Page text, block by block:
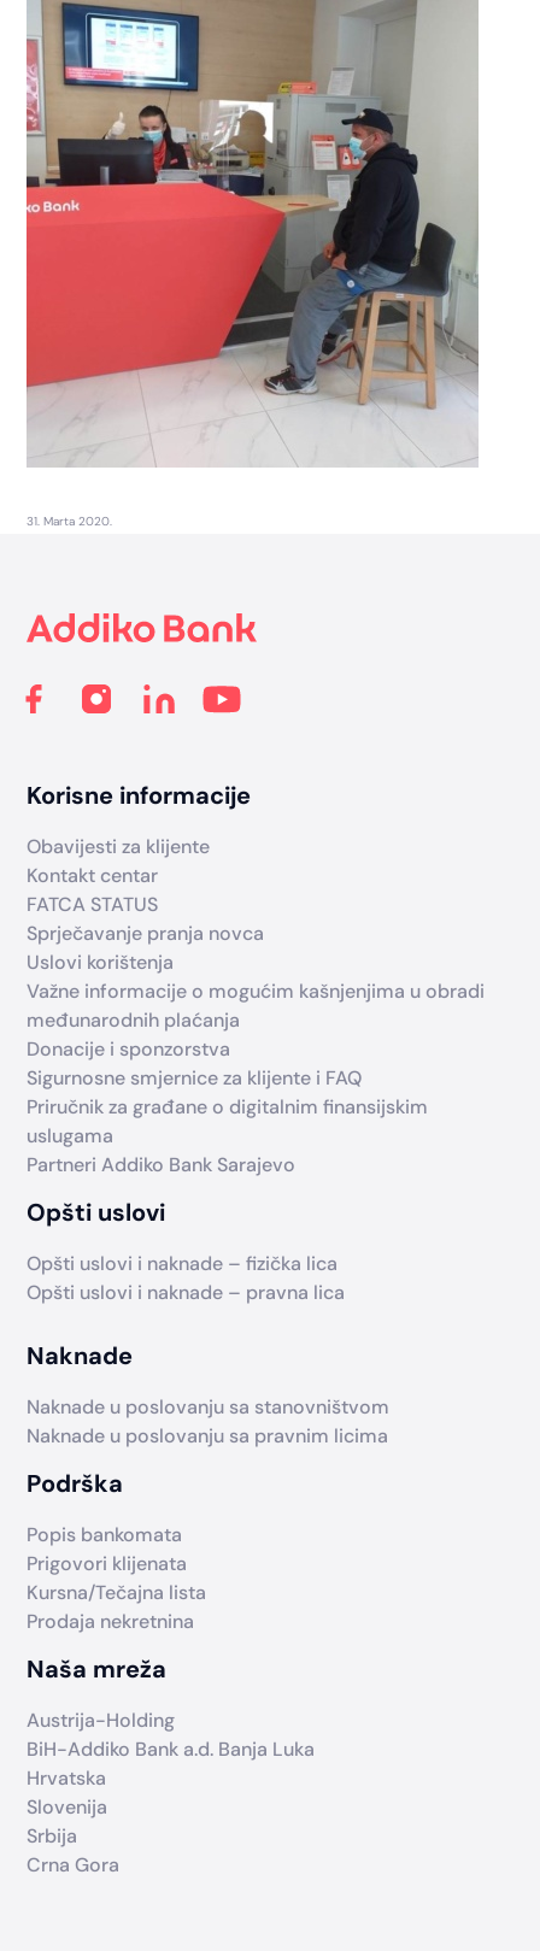
31. Marta 2020.
Korisne informacije
Obavijesti za klijente
Kontakt centar
FATCA STATUS
Sprječavanje pranja novca
Uslovi korištenja
Važne informacije o mogućim kašnjenjima u obradi
međunarodnih plaćanja
Donacije i sponzorstva
Sigurnosne smjernice za klijente i FAQ
Priručnik za građane o digitalnim finansijskim
uslugama
Partneri Addiko Bank Sarajevo
Opšti uslovi
Opšti uslovi i naknade – fizička lica
Opšti uslovi i naknade – pravna lica
Naknade
Naknade u poslovanju sa stanovništvom
Naknade u poslovanju sa pravnim licima
Podrška
Popis bankomata
Prigovori klijenata
Kursna/Tečajna lista
Prodaja nekretnina
Naša mreža
Austrija-Holding
BiH-Addiko Bank a.d. Banja Luka
Hrvatska
Slovenija
Srbija
Crna Gora